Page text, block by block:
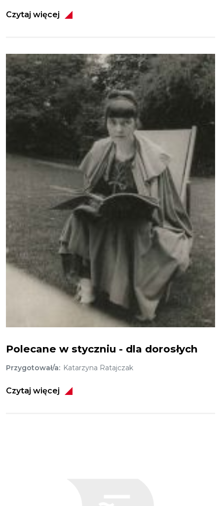
Czytaj więcej
Obraz
Polecane w styczniu - dla dorosłych
Przygotował/a Katarzyna Ratajczak
Czytaj więcej